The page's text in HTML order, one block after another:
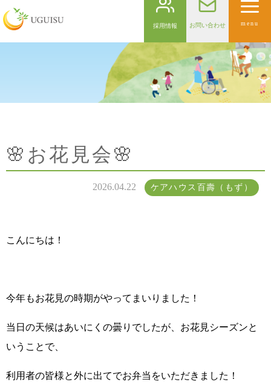
採用情報 お問い合わせ menu
🌸お花見会🌸
2026.04.22 ケアハウス百壽（もず）
こんにちは！
今年もお花見の時期がやってまいりました！
当日の天候はあいにくの曇りでしたが、お花見シーズンと
いうことで、
利用者の皆様と外に出てでお弁当をいただきました！